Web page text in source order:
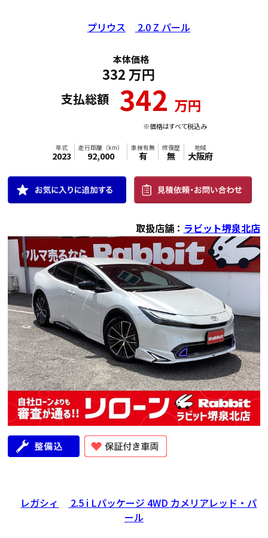
走行距離（km）
27,000
車検有無
有
修復歴
無
プリウス 2.0 Z パール
本体価格
332 万円
支払総額 342 万円
※価格はすべて税込み
取扱店舗： ラビット堺泉北店
レガシィ
2.5 i Lパッケージ 4WD カメリアレッド・パ
ール